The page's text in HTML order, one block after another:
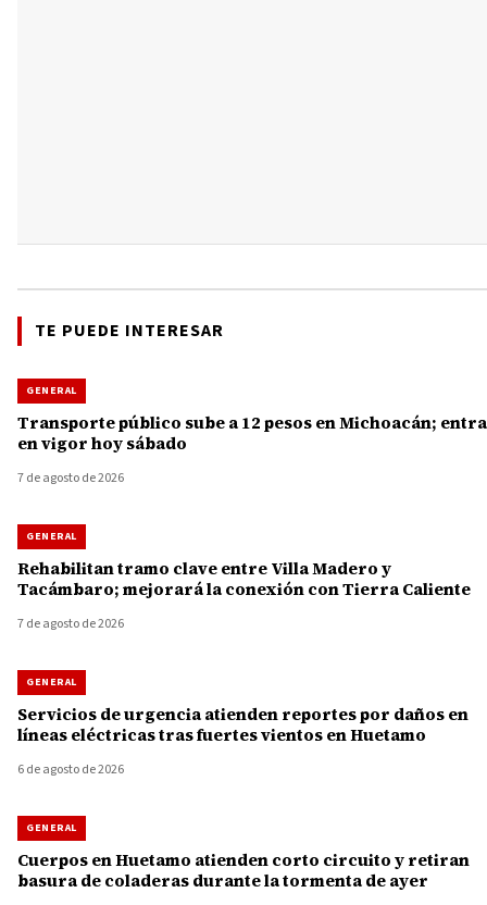
TE PUEDE INTERESAR
GENERAL
Transporte público sube a 12 pesos en Michoacán; entra
en vigor hoy sábado
7 de agosto de 2026
GENERAL
Rehabilitan tramo clave entre Villa Madero y
Tacámbaro; mejorará la conexión con Tierra Caliente
7 de agosto de 2026
GENERAL
Servicios de urgencia atienden reportes por daños en
líneas eléctricas tras fuertes vientos en Huetamo
6 de agosto de 2026
GENERAL
Cuerpos en Huetamo atienden corto circuito y retiran
basura de coladeras durante la tormenta de ayer